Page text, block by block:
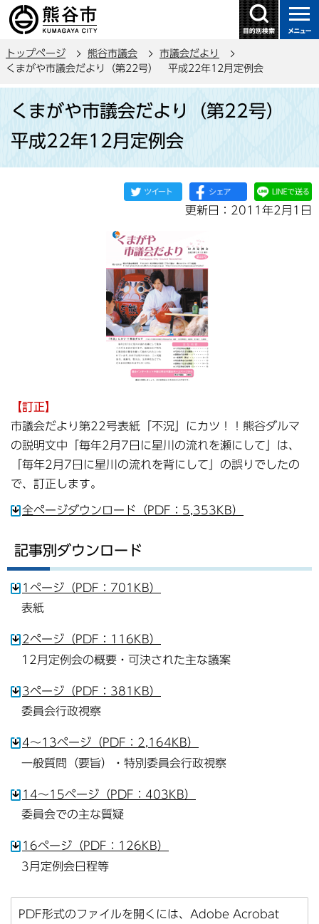
の
す
トップページ 熊谷市議会
市議会だより
くまがや市議会だより（第22号） 平成22年12月定例会
か
くまがや市議会だより（第22号）
平成22年12月定例会
更新日：2011年2月1日
【訂正】
市議会だより第22号表紙「不況」にカツ！！熊谷ダルマ
の説明文中「毎年2月7日に星川の流れを瀬にして」は、
「毎年2月7日に星川の流れを背にして」の誤りでしたの
で、訂正します。
全ページダウンロード（PDF：5,353KB）
記事別ダウンロード
1ページ（PDF：701KB）
表紙
2ページ（PDF：116KB）
12月定例会の概要・可決された主な議案
3ページ（PDF：381KB）
委員会行政視察
4～13ページ（PDF：2,164KB）
一般質問（要旨）・特別委員会行政視察
14～15ページ（PDF：403KB）
委員会での主な質疑
16ページ（PDF：126KB）
3月定例会日程等
PDF形式のファイルを開くには、Adobe Acrobat